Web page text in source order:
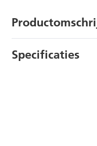
Specificaties